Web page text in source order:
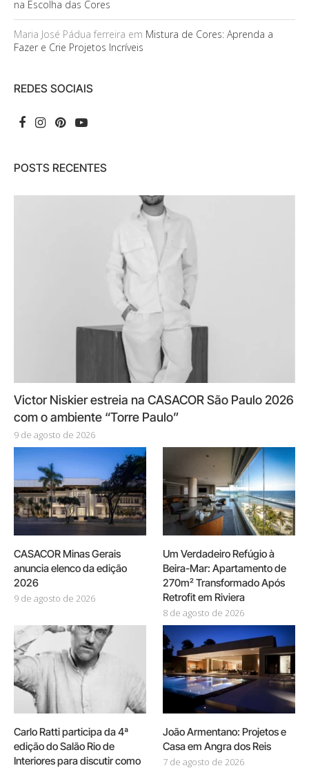
na Escolha das Cores
Maria José Pádua ferreira em Mistura de Cores: Aprenda a
Fazer e Crie Projetos Incríveis
REDES SOCIAIS
POSTS RECENTES
Victor Niskier estreia na CASACOR São Paulo 2026
com o ambiente “Torre Paulo”
9 de agosto de 2026
CASACOR Minas Gerais
anuncia elenco da edição
2026
9 de agosto de 2026
Um Verdadeiro Refúgio à
Beira-Mar: Apartamento de
270m² Transformado Após
Retrofit em Riviera
8 de agosto de 2026
Carlo Ratti participa da 4ª
edição do Salão Rio de
Interiores para discutir como
João Armentano: Projetos e
Casa em Angra dos Reis
7 de agosto de 2026